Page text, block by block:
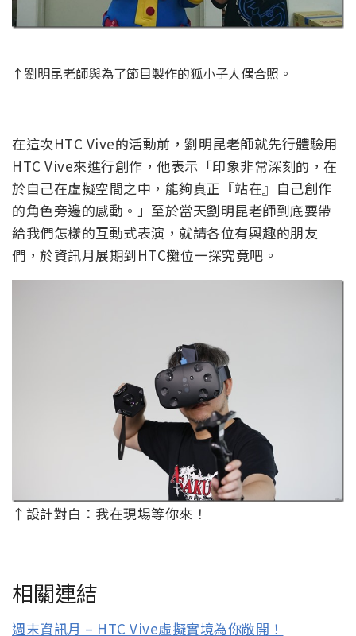
↑劉明昆老師與為了節目製作的狐小子人偶合照。
在這次HTC Vive的活動前，劉明昆老師就先行體驗用
HTC Vive來進行創作，他表示「印象非常深刻的，在
於自己在虛擬空間之中，能夠真正『站在』自己創作
的角色旁邊的感動。」至於當天劉明昆老師到底要帶
給我們怎樣的互動式表演，就請各位有興趣的朋友
們，於資訊月展期到HTC攤位一探究竟吧。
↑設計對白：我在現場等你來！
相關連結
週末資訊月 – HTC Vive虛擬實境為你敞開！